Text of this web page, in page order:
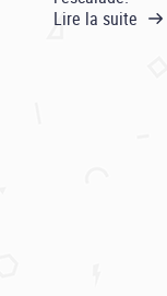
Lire la suite